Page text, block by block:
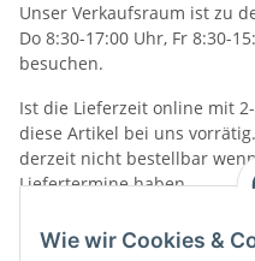
Wie wir Cookies &
Unser Verkaufsraum ist zu
Do 8:30-17:00 Uhr, Fr 8:30-
besuchen.
Ist die Lieferzeit online mit
diese Artikel bei uns
derzeit nicht bestellbar
Liefertermine haben.
Informationen